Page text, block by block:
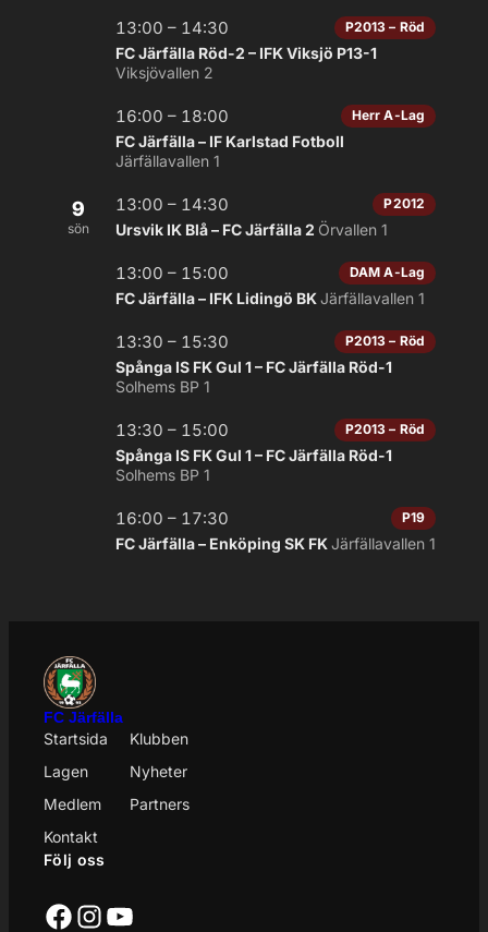
13:00 – 14:30 P2013 – Röd
FC Järfälla Röd-2 – IFK Viksjö P13-1
Viksjövallen 2
16:00 – 18:00 Herr A-Lag
FC Järfälla – IF Karlstad Fotboll
Järfällavallen 1
9
sön
13:00 – 14:30 P2012
Ursvik IK Blå – FC Järfälla 2 Örvallen 1
13:00 – 15:00 DAM A-Lag
FC Järfälla – IFK Lidingö BK Järfällavallen 1
13:30 – 15:30 P2013 – Röd
Spånga IS FK Gul 1 – FC Järfälla Röd-1
Solhems BP 1
13:30 – 15:00 P2013 – Röd
Spånga IS FK Gul 1 – FC Järfälla Röd-1
Solhems BP 1
16:00 – 17:30 P19
FC Järfälla – Enköping SK FK Järfällavallen 1
FC Järfälla
Startsida
Klubben
Lagen
Nyheter
Medlem
Partners
Kontakt
Följ oss
Facebook
Instagram
YouTube